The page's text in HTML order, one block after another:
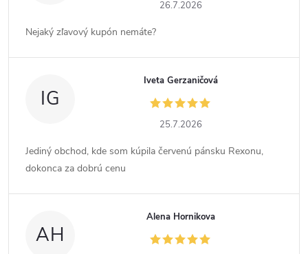
26.7.2026
Nejaký zľavový kupón nemáte?
IG
Iveta Gerzaničová
25.7.2026
Jediný obchod, kde som kúpila červenú pánsku Rexonu,
dokonca za dobrú cenu
AH
Alena Hornikova